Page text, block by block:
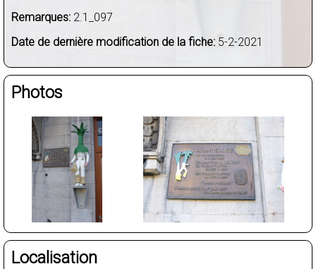
Remarques: 2.1_097
Date de dernière modification de la fiche: 5-2-2021
Photos
Localisation